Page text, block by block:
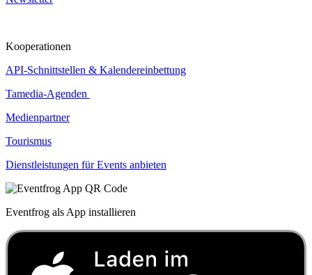
Kooperationen
API-Schnittstellen & Kalendereinbettung
Tamedia-Agenden
Medienpartner
Tourismus
Dienstleistungen für Events anbieten
Eventfrog als App installieren